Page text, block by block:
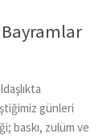
günleri
baskı, zulüm ve